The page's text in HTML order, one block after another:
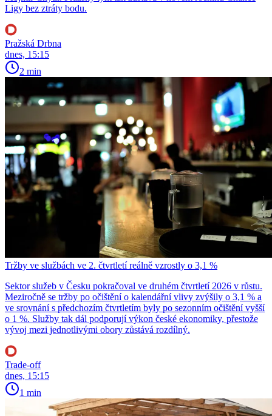
Ligy bez ztráty bodu.
Pražská Drbna
dnes, 15:15
2 min
Tržby ve službách ve 2. čtvrtletí reálně vzrostly o 3,1 %
Sektor služeb v Česku pokračoval ve druhém čtvrtletí 2026 v růstu.
Meziročně se tržby po očištění o kalendářní vlivy zvýšily o 3,1 % a
ve srovnání s předchozím čtvrtletím byly po sezonním očištění vyšší
o 1 %. Služby tak dál podporují výkon české ekonomiky, přestože
vývoj mezi jednotlivými obory zůstává rozdílný.
Trade-off
dnes, 15:15
1 min